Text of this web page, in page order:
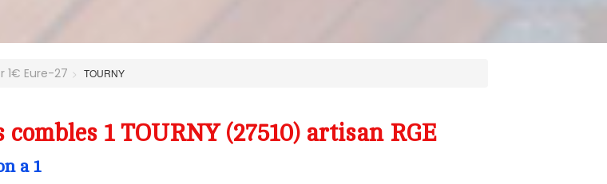
1€ Eure-27 TOURNY
1 TOURNY (27510) artisan RGE
a 1